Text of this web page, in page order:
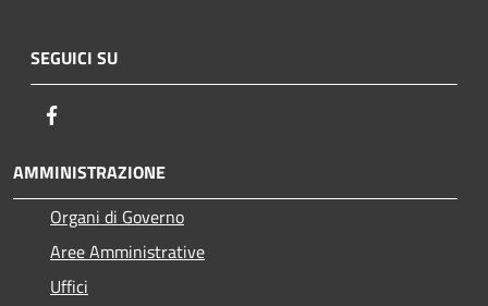
SEGUICI SU
AMMINISTRAZIONE
Organi di Governo
Aree Amministrative
Uffici